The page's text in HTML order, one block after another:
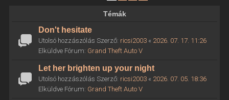
Témák
Don't hesitate
Utolsó hozzászólás Szerző: ricsi2003« 2026. 07. 17. 11:26
Elküldve Fórum: Grand Theft Auto V
Let her brighten up your night
Utolsó hozzászólás Szerző: ricsi2003« 2026. 07. 05. 18:36
Elküldve Fórum: Grand Theft Auto V